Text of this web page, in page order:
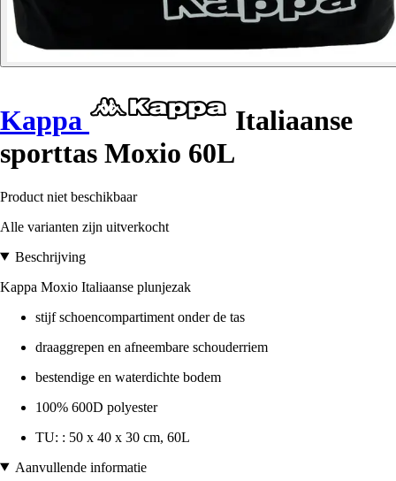
Kappa
Italiaanse
sporttas Moxio 60L
Product niet beschikbaar
Alle varianten zijn uitverkocht
Beschrijving
Kappa Moxio Italiaanse plunjezak
stijf schoencompartiment onder de tas
draaggrepen en afneembare schouderriem
bestendige en waterdichte bodem
100% 600D polyester
TU: : 50 x 40 x 30 cm, 60L
Aanvullende informatie